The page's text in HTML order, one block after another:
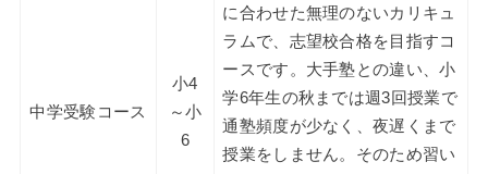
中学受験コース
小4
～小
6
に合わせた無理のないカリキュ
ラムで、志望校合格を目指すコ
ースです。大手塾との違い、小
学6年生の秋までは週3回授業で
通塾頻度が少なく、夜遅くまで
授業をしません。そのため習い